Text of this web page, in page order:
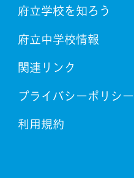
府立学校を知ろう
府立中学校情報
関連リンク
プライバシーポリシー
利用規約